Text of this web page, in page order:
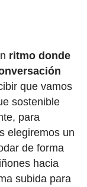
ritmo donde
que vamos
sostenible
para
elegiremos un
de forma
hacia
subida para